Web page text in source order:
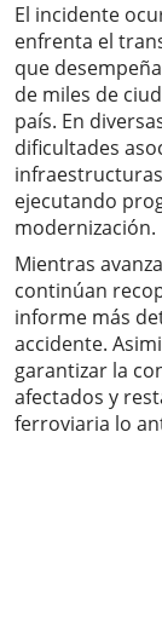
El incidente
enfrenta el
que
de miles de
país. En
dificultades
ejecutando
modernización.
Mientras
continúan
informe más
accidente.
garantizar la
afectados y
ferroviaria lo